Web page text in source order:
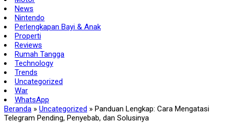
News
Nintendo
Perlengkapan Bayi & Anak
Properti
Reviews
Rumah Tangga
Technology
Trends
Uncategorized
War
WhatsApp
Beranda » Uncategorized » Panduan Lengkap: Cara Mengatasi
Telegram Pending, Penyebab, dan Solusinya